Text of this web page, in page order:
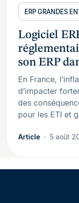
ERP GRANDES
Logiciel
son ERP
En France,
d’impacter
des
pour les ETI et
Article 5 août